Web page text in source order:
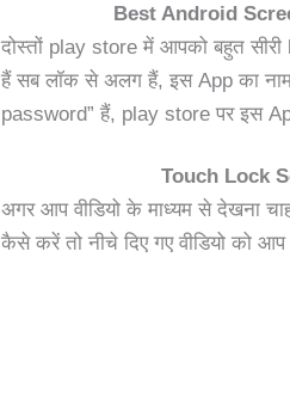
Best Android
दोस्तों play store में आपको बहुत
हैं सब लॉक से अलग हैं, इस App का
password” हैं, play store पर इस
Touch Lock
अगर आप वीडियो के माध्यम से देखना
कैसे करें तो नीचे दिए गए वीडियो को